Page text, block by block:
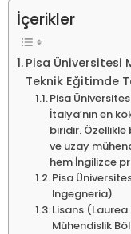
İçerikler
Pisa Üniversitesi
Teknik Eğitimde
Pisa
İtalya’nın en
biridir.
ve uzay
hem İngilizce
Pisa
Ingegneria)
Lisans
Mühendislik